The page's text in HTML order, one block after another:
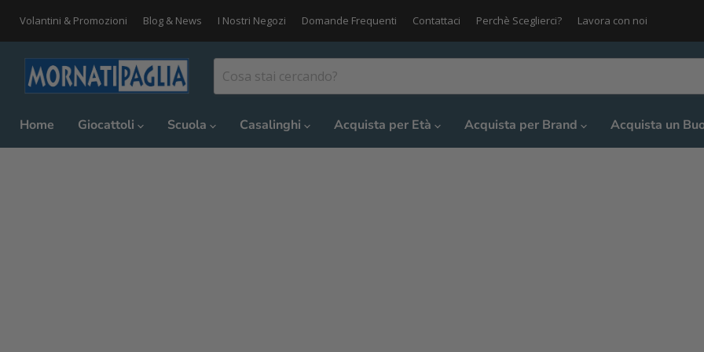
Volantini & Promozioni Blog & News I Nostri Negozi Domande Frequenti Contattaci Perchè Sceglierci? Lavora con noi
Home Giocattoli Scuola Casalinghi Acquista per Età Acquista per Brand Acquista un